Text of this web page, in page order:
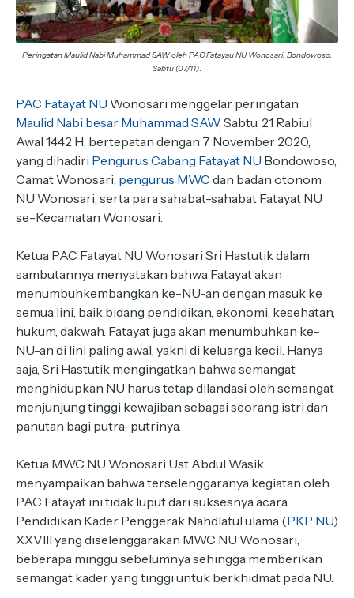
Peringatan Maulid Nabi Muhammad SAW oleh PAC Fatayau NU Wonosari, Bondowoso,
Sabtu (07/11).
PAC Fatayat NU Wonosari menggelar peringatan
Maulid Nabi besar Muhammad SAW, Sabtu, 21 Rabiul
Awal 1442 H, bertepatan dengan 7 November 2020,
yang dihadiri Pengurus Cabang Fatayat NU Bondowoso,
Camat Wonosari, pengurus MWC dan badan otonom
NU Wonosari, serta para sahabat-sahabat Fatayat NU
se-Kecamatan Wonosari.
Ketua PAC Fatayat NU Wonosari Sri Hastutik dalam
sambutannya menyatakan bahwa Fatayat akan
menumbuhkembangkan ke-NU-an dengan masuk ke
semua lini, baik bidang pendidikan, ekonomi, kesehatan,
hukum, dakwah. Fatayat juga akan menumbuhkan ke-
NU-an di lini paling awal, yakni di keluarga kecil. Hanya
saja, Sri Hastutik mengingatkan bahwa semangat
menghidupkan NU harus tetap dilandasi oleh semangat
menjunjung tinggi kewajiban sebagai seorang istri dan
panutan bagi putra-putrinya.
Ketua MWC NU Wonosari Ust Abdul Wasik
menyampaikan bahwa terselenggaranya kegiatan oleh
PAC Fatayat ini tidak luput dari suksesnya acara
Pendidikan Kader Penggerak Nahdlatul ulama (PKP NU)
XXVIII yang diselenggarakan MWC NU Wonosari,
beberapa minggu sebelumnya sehingga memberikan
semangat kader yang tinggi untuk berkhidmat pada NU.